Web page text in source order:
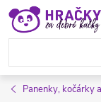
Přejít
obsah
Panenky, kočárky